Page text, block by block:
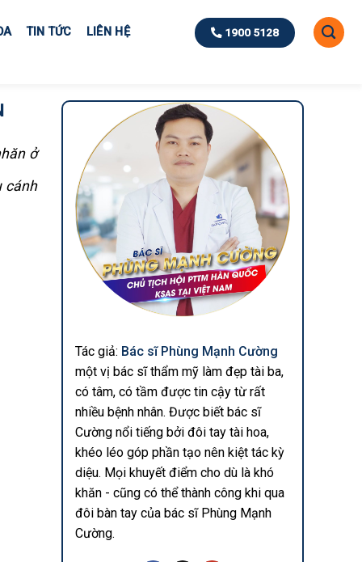
TIN TỨC LIÊN HỆ 1900 5128
ở
cánh
Tác giả: Bác sĩ Phùng Mạnh Cường
một vị bác sĩ thẩm mỹ làm đẹp tài ba,
có tâm, có tầm được tin cậy từ rất
nhiều bệnh nhân. Được biết bác sĩ
Cường nổi tiếng bởi đôi tay tài hoa,
khéo léo góp phần tạo nên kiệt tác kỳ
diệu. Mọi khuyết điểm cho dù là khó
khăn - cũng có thể thành công khi qua
đôi bàn tay của bác sĩ Phùng Mạnh
Cường.